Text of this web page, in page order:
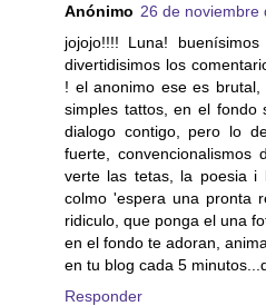
Anónimo 26 de noviembre
jojojo!!!! Luna!
divertidisimos los
! el anonimo ese es
simples tattos, en el fondo
dialogo contigo, pero lo
fuerte,
verte las tetas, la poesia i
colmo 'espera una pronta
ridiculo, que ponga el una
en el fondo te adoran,
en tu blog cada 5
Responder